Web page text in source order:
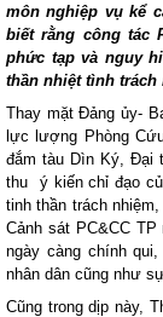
môn nghiệp vụ kể
biết rằng công tác
phức tạp và nguy
thần nhiệt tình trách
Thay mặt Đảng ủy-
lực lượng Phòng
đắm tàu Dìn Ký, Đại
thu ý kiến chỉ đạo
tinh thần trách
Cảnh sát PC&CC
ngày càng chính
nhân dân cũng như
Cũng trong dịp này,